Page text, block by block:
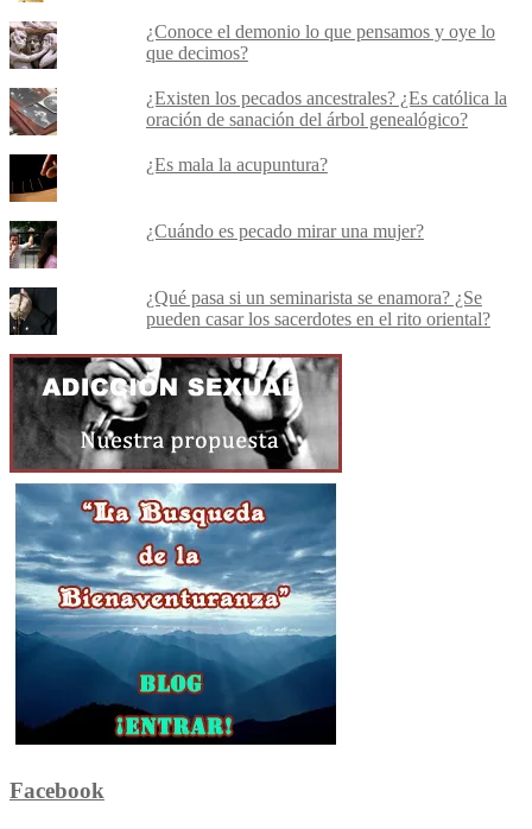
¿Conoce el demonio lo que pensamos y oye lo
que decimos?
¿Existen los pecados ancestrales? ¿Es católica la
oración de sanación del árbol genealógico?
¿Es mala la acupuntura?
¿Cuándo es pecado mirar una mujer?
¿Qué pasa si un seminarista se enamora? ¿Se
pueden casar los sacerdotes en el rito oriental?
Facebook